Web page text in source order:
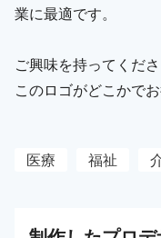
業に最適です。
ご興味を持ってくだ
このロゴがどこかで
医療 福祉